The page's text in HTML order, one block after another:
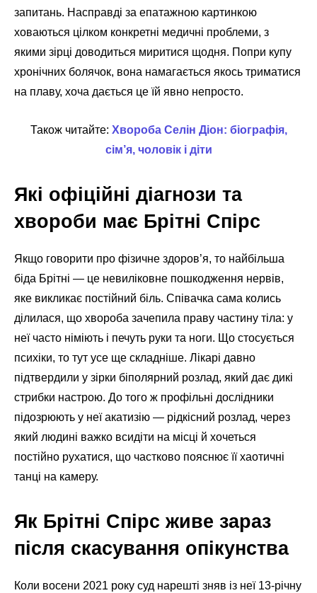
запитань. Насправді за епатажною картинкою
ховаються цілком конкретні медичні проблеми, з
якими зірці доводиться миритися щодня. Попри купу
хронічних болячок, вона намагається якось триматися
на плаву, хоча дається це їй явно непросто.
Також читайте: Хвороба Селін Діон: біографія,
сім’я, чоловік і діти
Які офіційні діагнози та
хвороби має Брітні Спірс
Якщо говорити про фізичне здоров’я, то найбільша
біда Брітні — це невиліковне пошкодження нервів,
яке викликає постійний біль. Співачка сама колись
ділилася, що хвороба зачепила праву частину тіла: у
неї часто німіють і печуть руки та ноги. Що стосується
психіки, то тут усе ще складніше. Лікарі давно
підтвердили у зірки біполярний розлад, який дає дикі
стрибки настрою. До того ж профільні дослідники
підозрюють у неї акатизію — рідкісний розлад, через
який людині важко всидіти на місці й хочеться
постійно рухатися, що частково пояснює її хаотичні
танці на камеру.
Як Брітні Спірс живе зараз
після скасування опікунства
Коли восени 2021 року суд нарешті зняв із неї 13-річну